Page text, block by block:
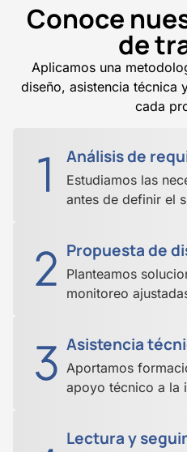
Conoce
de
Aplicamos una
diseño, asistencia técnica
cada
Análisis de
Estudiamos las
antes de definir el
Propuesta de
Planteamos
monitoreo
Asistencia
Aportamos
apoyo técnico a la
Lectura y